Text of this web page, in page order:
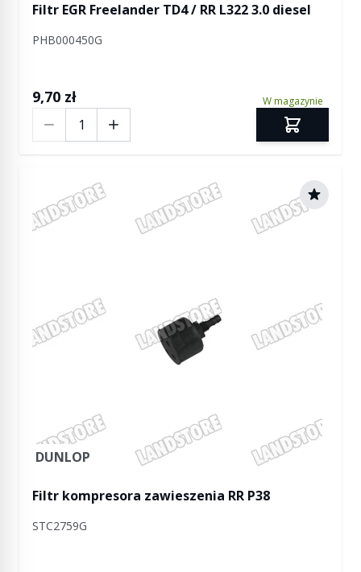
Filtr EGR Freelander TD4 / RR L322 3.0 diesel
PHB000450G
9,70 zł W magazynie
DUNLOP
Filtr kompresora zawieszenia RR P38
STC2759G